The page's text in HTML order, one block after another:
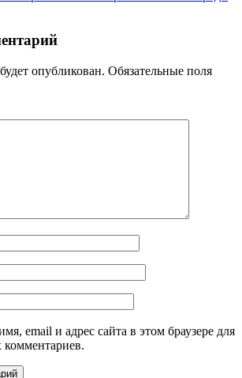
опубликован. Обязательные поля
email и адрес сайта в этом браузере для